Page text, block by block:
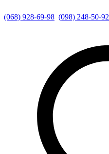
(068) 928-69-98 (098) 248-50-92